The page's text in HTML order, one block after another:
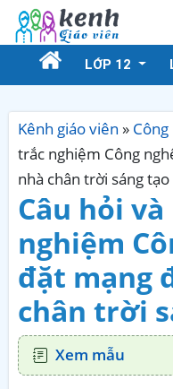
LỚP 12
Kênh giáo viên »
trắc nghiệm Công
nhà chân trời sáng tạo
Câu hỏi
nghiệm
đặt mạng
chân trời
Xem mẫu